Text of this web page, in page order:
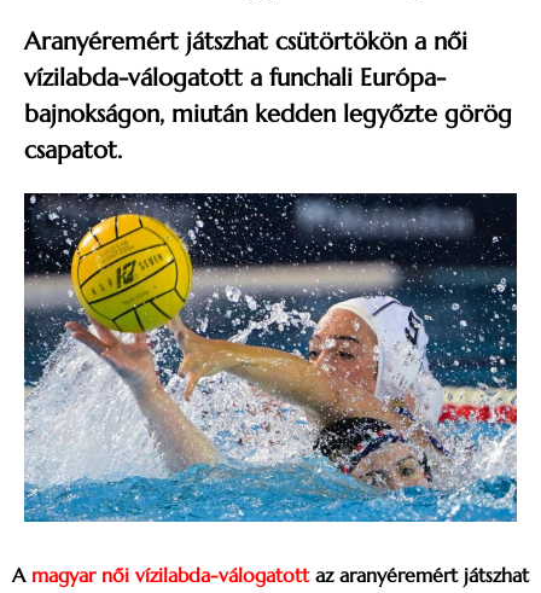
Aranyéremért játszhat csütörtökön a női
vízilabda-válogatott a funchali Európa-
bajnokságon, miután kedden legyőzte görög
csapatot.
A magyar női vízilabda-válogatottaz aranyéremért játszhat